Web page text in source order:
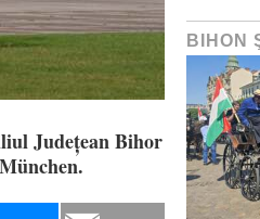
Județean Bihor
BIHON